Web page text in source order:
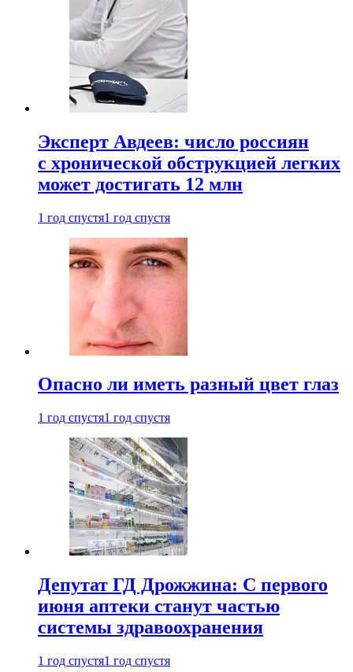
Эксперт Авдеев: число россиян
с хронической обструкцией легких
может достигать 12 млн
1 год спустя1 год спустя
Опасно ли иметь разный цвет глаз
1 год спустя1 год спустя
Депутат ГД Дрожжина: С первого
июня аптеки станут частью
системы здравоохранения
1 год спустя1 год спустя